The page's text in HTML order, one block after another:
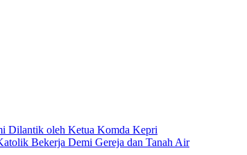
Dilantik oleh Ketua Komda Kepri
Bekerja Demi Gereja dan Tanah Air